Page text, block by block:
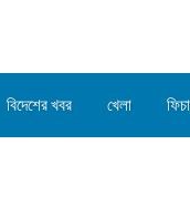
বিদেশের খবর খেলা